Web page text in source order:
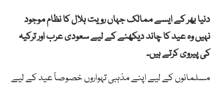
دنیا بھر کے ایسے ممالک جہاں رویت ہلال کا نظام موجود
نہیں وہ عید کا چاند دیکھنے کے لیے سعودی عرب اور ترکیہ
کی پیروی کرتے ہیں۔
مسلمانوں کے لیے اپنے مذہبی تہواروں خصوصاً عید کے لیے